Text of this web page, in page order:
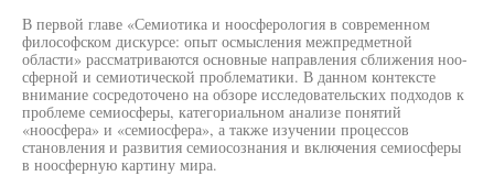
В первой главе «Семиотика и ноосферология в современном
философском дискурсе: опыт осмысления межпредметной
области» рассматриваются основные направления сближения ноо-
сферной и семиотической проблематики. В данном контексте
внимание сосредоточено на обзоре исследовательских подходов к
проблеме семиосферы, категориальном анализе понятий
«ноосфера» и «семиосфера», а также изучении процессов
становления и развития семиосознания и включения семиосферы
в ноосферную картину мира.